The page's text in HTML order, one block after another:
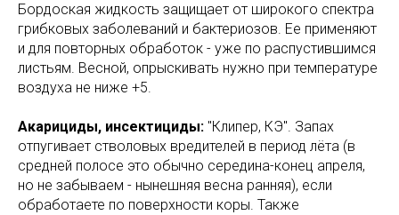
Бордоская жидкость защищает от широкого спектра
грибковых заболеваний и бактериозов. Ее применяют
и для повторных обработок - уже по распустившимся
листьям. Весной, опрыскивать нужно при температуре
воздуха не ниже +5.
Акарициды, инсектициды: "Клипер, КЭ". Запах
отпугивает стволовых вредителей в период лёта (в
средней полосе это обычно середина-конец апреля,
но не забываем - нынешняя весна ранняя), если
обработаете по поверхности коры. Также